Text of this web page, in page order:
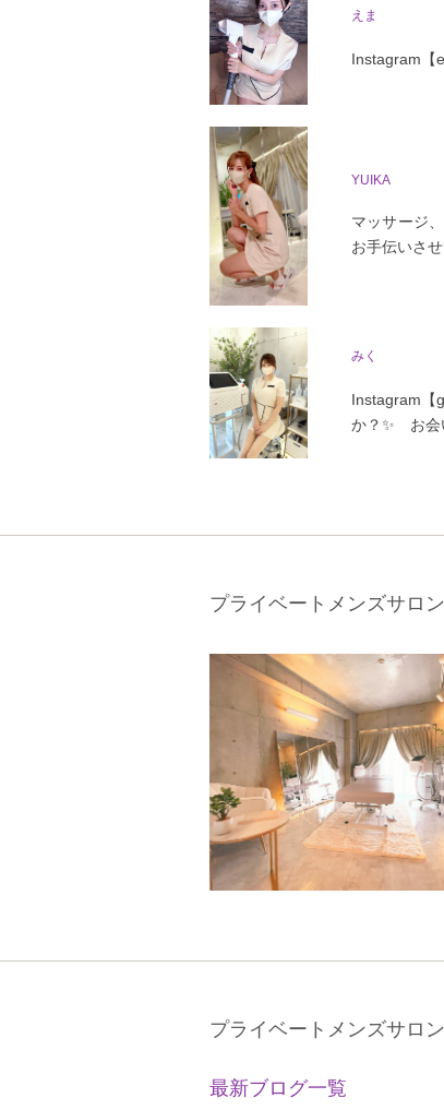
えま
Instagram【
YUIKA
マッサージ
お手伝いさ
みく
Instagram【
か？✨ お会
プライベートメンズサロ
プライベートメンズサロ
最新ブログ一覧